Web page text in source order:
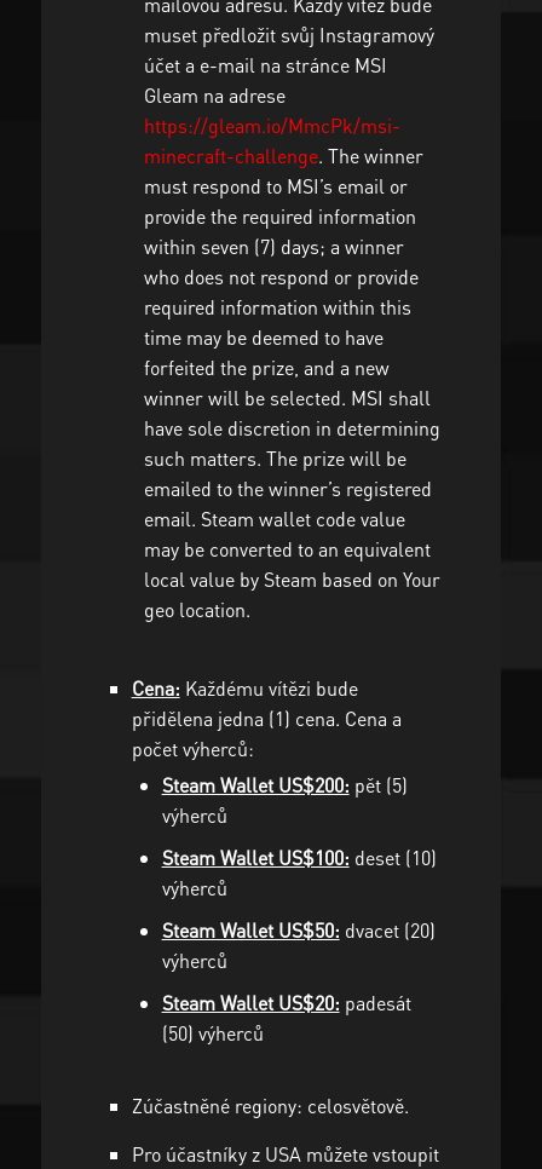
muset předložit svůj Instagramový
účet a e-mail na stránce MSI
Gleam na adrese
https://gleam.io/MmcPk/msi-
minecraft-challenge. The winner
must respond to MSI’s email or
provide the required information
within seven (7) days; a winner
who does not respond or provide
required information within this
time may be deemed to have
forfeited the prize, and a new
winner will be selected. MSI shall
have sole discretion in determining
such matters. The prize will be
emailed to the winner’s registered
email. Steam wallet code value
may be converted to an equivalent
local value by Steam based on Your
geo location.
Cena: Každému vítězi bude
přidělena jedna (1) cena. Cena a
počet výherců:
Steam Wallet US$200: pět (5)
výherců
Steam Wallet US$100: deset (10)
výherců
Steam Wallet US$50: dvacet (20)
výherců
Steam Wallet US$20: padesát
(50) výherců
Zúčastněné regiony: celosvětově.
Pro účastníky z USA můžete vstoupit